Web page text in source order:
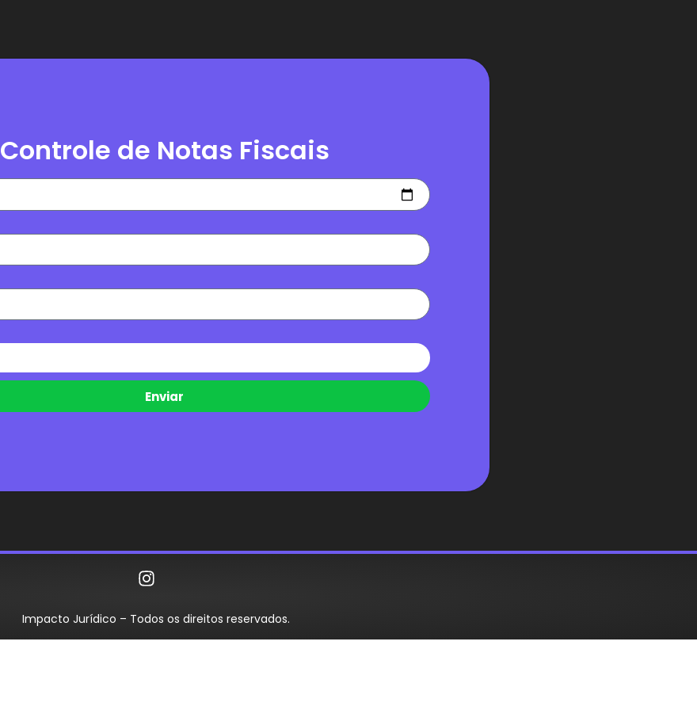
Controle de Notas Fiscais
Enviar
Impacto Jurídico – Todos os direitos reservados.